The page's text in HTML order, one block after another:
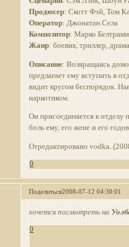
Продюсер: Скотт Фэй, Том
Оператор: Джонатан Села
Композитор: Марко Белтрами
Жанр: боевик, триллер,
Описание: Возвращаясь
предлагает ему вступить в
видит кругом беспорядок.
наркотиком.
Он присоединяется к отделу
боль ему, его жене и его
Отредактировано vodka.
0
Поделиться2008-07-12 04:30:01
хочется посмотреть на
0